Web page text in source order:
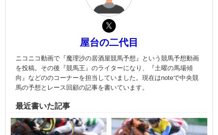
屋台の二代目
ニコニコ動画で『魔理沙の居酒屋競馬予想』という競馬予想動画
を投稿。その後『競馬王』のライターになり、『土曜の馬場傾
向』などののコーナーを担当していました。現在はnoteで中央競
馬の予想とレース回顧の記事を書いています。
最近書いた記事